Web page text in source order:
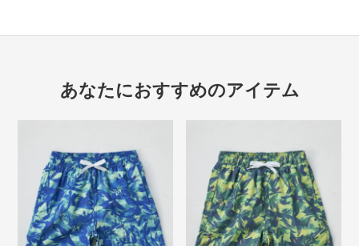
あなたにおすすめのアイテム